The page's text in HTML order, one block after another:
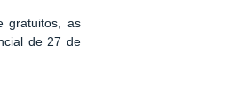
gratuitos, as
de27 de